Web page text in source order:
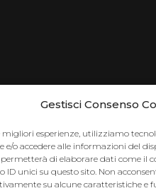
Gestisci Consenso
migliori esperienze, utilizziamo
e/o accedere alle informazioni del
permetterà di elaborare dati come il
ID unici su questo sito. Non
su alcune caratteristiche e